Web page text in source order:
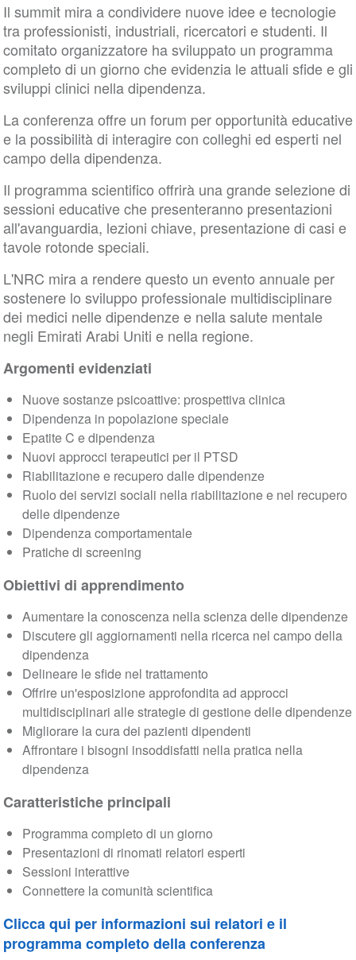
Il summit mira a condividere nuove idee e tecnologie
tra professionisti, industriali, ricercatori e studenti. Il
comitato organizzatore ha sviluppato un programma
completo di un giorno che evidenzia le attuali sfide e gli
sviluppi clinici nella dipendenza.
La conferenza offre un forum per opportunità educative
e la possibilità di interagire con colleghi ed esperti nel
campo della dipendenza.
Il programma scientifico offrirà una grande selezione di
sessioni educative che presenteranno presentazioni
all'avanguardia, lezioni chiave, presentazione di casi e
tavole rotonde speciali.
L'NRC mira a rendere questo un evento annuale per
sostenere lo sviluppo professionale multidisciplinare
dei medici nelle dipendenze e nella salute mentale
negli Emirati Arabi Uniti e nella regione.
Argomenti evidenziati
Nuove sostanze psicoattive: prospettiva clinica
Dipendenza in popolazione speciale
Epatite C e dipendenza
Nuovi approcci terapeutici per il PTSD
Riabilitazione e recupero dalle dipendenze
Ruolo dei servizi sociali nella riabilitazione e nel recupero
delle dipendenze
Dipendenza comportamentale
Pratiche di screening
Obiettivi di apprendimento
Aumentare la conoscenza nella scienza delle dipendenze
Discutere gli aggiornamenti nella ricerca nel campo della
dipendenza
Delineare le sfide nel trattamento
Offrire un'esposizione approfondita ad approcci
multidisciplinari alle strategie di gestione delle dipendenze
Migliorare la cura dei pazienti dipendenti
Affrontare i bisogni insoddisfatti nella pratica nella
dipendenza
Caratteristiche principali
Programma completo di un giorno
Presentazioni di rinomati relatori esperti
Sessioni interattive
Connettere la comunità scientifica
Clicca qui per informazioni sui relatori e il
programma completo della conferenza